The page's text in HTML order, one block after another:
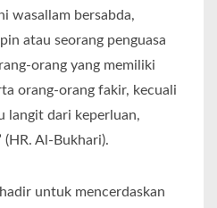
wasallam bersabda,
atau seorang penguasa
orang yang memiliki
orang-orang fakir, kecuali
langit dari keperluan,
(HR. Al-Bukhari).
untuk mencerdaskan